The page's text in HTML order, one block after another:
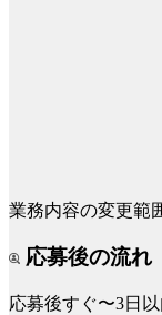
業務内容の変更範
応募後の流れ
応募後すぐ〜3日以